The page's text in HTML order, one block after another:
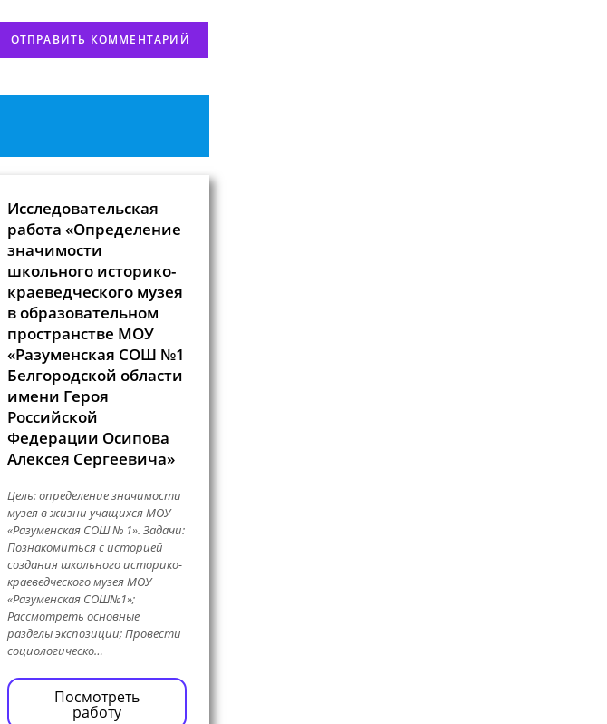
Исследовательская
работа «Определение
значимости
школьного историко-
краеведческого музея
в образовательном
пространстве МОУ
«Разуменская СОШ №1
Белгородской области
имени Героя
Российской
Федерации Осипова
Алексея Сергеевича»
Цель: определение значимости
музея в жизни учащихся МОУ
«Разуменская СОШ № 1». Задачи:
Познакомиться с историей
создания школьного историко-
краеведческого музея МОУ
«Разуменская СОШ№1»;
Рассмотреть основные
разделы экспозиции; Провести
социологическо…
Посмотреть
работу